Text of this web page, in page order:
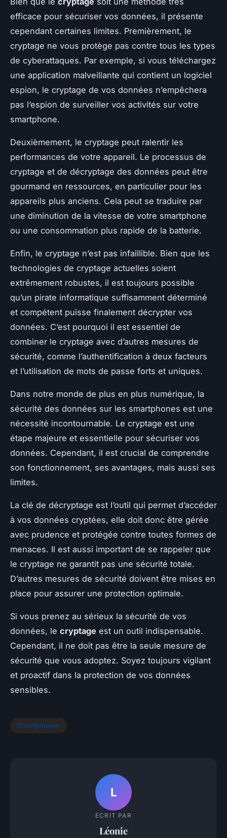
efficace pour sécuriser vos données, il présente
cependant certaines limites. Premièrement, le
cryptage ne vous protège pas contre tous les types
de cyberattaques. Par exemple, si vous téléchargez
une application malveillante qui contient un logiciel
espion, le cryptage de vos données n’empêchera
pas l’espion de surveiller vos activités sur votre
smartphone.
Deuxièmement, le cryptage peut ralentir les
performances de votre appareil. Le processus de
cryptage et de décryptage des données peut être
gourmand en ressources, en particulier pour les
appareils plus anciens. Cela peut se traduire par
une diminution de la vitesse de votre smartphone
ou une consommation plus rapide de la batterie.
Enfin, le cryptage n’est pas infaillible. Bien que les
technologies de cryptage actuelles soient
extrêmement robustes, il est toujours possible
qu’un pirate informatique suffisamment déterminé
et compétent puisse finalement décrypter vos
données. C’est pourquoi il est essentiel de
combiner le cryptage avec d’autres mesures de
sécurité, comme l’authentification à deux facteurs
et l’utilisation de mots de passe forts et uniques.
Dans notre monde de plus en plus numérique, la
sécurité des données sur les smartphones est une
nécessité incontournable. Le cryptage est une
étape majeure et essentielle pour sécuriser vos
données. Cependant, il est crucial de comprendre
son fonctionnement, ses avantages, mais aussi ses
limites.
La clé de décryptage est l’outil qui permet d’accéder
à vos données cryptées, elle doit donc être gérée
avec prudence et protégée contre toutes formes de
menaces. Il est aussi important de se rappeler que
le cryptage ne garantit pas une sécurité totale.
D’autres mesures de sécurité doivent être mises en
place pour assurer une protection optimale.
Si vous prenez au sérieux la sécurité de vos
données, le cryptage est un outil indispensable.
Cependant, il ne doit pas être la seule mesure de
sécurité que vous adoptez. Soyez toujours vigilant
et proactif dans la protection de vos données
sensibles.
Smartphones
L
ECRIT PAR
Léonie